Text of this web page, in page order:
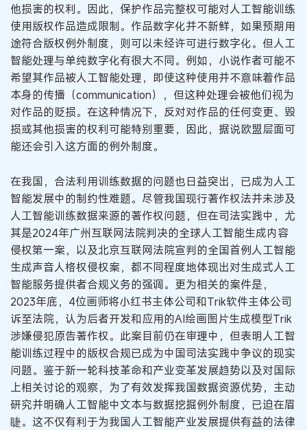
他损害的权利。因此，保护作品完整权可能对人工智能训练
使用版权作品造成限制。作品数字化并不新鲜，如果预期用
途符合版权例外制度，则可以未经许可进行数字化。但人工
智能处理与单纯数字化有很大不同。例如，小说作者可能不
希望其作品被人工智能处理，即使这种使用并不意味着作品
本身的传播（communication），但这种处理会被他们视为
对作品的贬损。在这种情况下，反对对作品的任何变更、毁
损或其他损害的权利可能特别重要，因此，据说欧盟层面可
能还会引入这方面的例外制度。
在我国，合法利用训练数据的问题也日益突出，已成为人工
智能发展中的制约性难题。尽管我国现行著作权法并未涉及
人工智能训练数据来源的著作权问题，但在司法实践中，尤
其是2024年广州互联网法院判决的全球人工智能生成内容
侵权第一案，以及北京互联网法院宣判的全国首例人工智能
生成声音人格权侵权案，都不同程度地体现出对生成式人工
智能服务提供者合规义务的强调。更为相关的案件是，
2023年底，4位画师将小红书主体公司和Trik软件主体公司
诉至法院，认为后者开发和应用的AI绘画图片生成模型Trik
涉嫌侵犯原告著作权。此案目前仍在审理中，但表明人工智
能训练过程中的版权合规已成为中国司法实践中争议的现实
问题。鉴于新一轮科技革命和产业变革发展趋势以及对国际
上相关讨论的观察，为了有效发挥我国数据资源优势，主动
研究并明确人工智能中文本与数据挖掘例外制度，已迫在眉
睫。这不仅有利于为我国人工智能产业发展提供有益的法律